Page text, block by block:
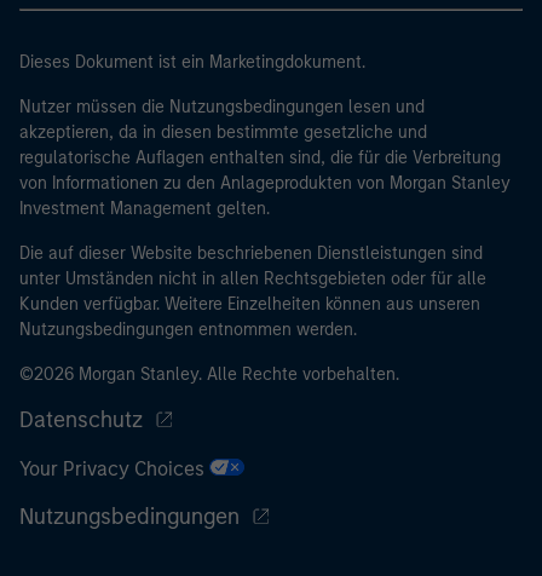
Dieses Dokument ist ein Marketingdokument.
Nutzer müssen die Nutzungsbedingungen lesen und
akzeptieren, da in diesen bestimmte gesetzliche und
regulatorische Auflagen enthalten sind, die für die Verbreitung
von Informationen zu den Anlageprodukten von Morgan Stanley
Investment Management gelten.
Die auf dieser Website beschriebenen Dienstleistungen sind
unter Umständen nicht in allen Rechtsgebieten oder für alle
Kunden verfügbar. Weitere Einzelheiten können aus unseren
Nutzungsbedingungen entnommen werden.
©2026 Morgan Stanley. Alle Rechte vorbehalten.
Datenschutz
Your Privacy Choices
Nutzungsbedingungen